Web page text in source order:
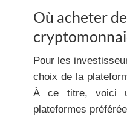
Où acheter
Pour les
choix de la
À ce titre, voici
plateformes